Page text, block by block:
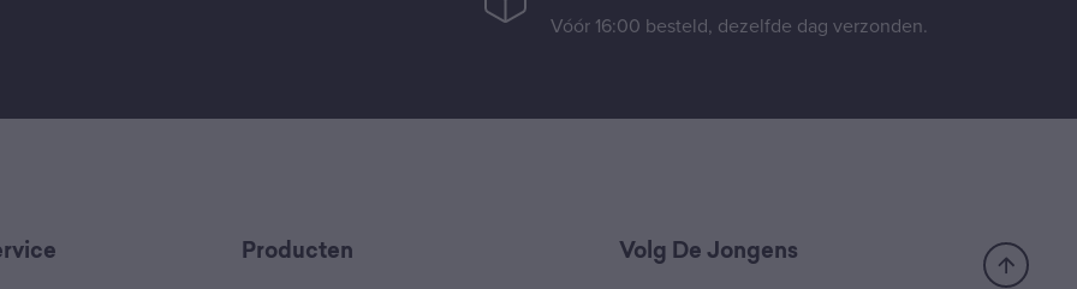
Vóór 16:00 besteld, dezelfde dag verzonden.
Producten Volg De Jongens